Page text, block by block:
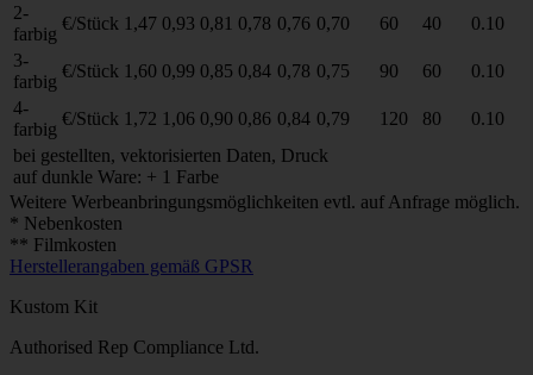
2-
farbig
€/Stück 1,47 0,93 0,81 0,78 0,76 0,70 60 40
0.10
3-
farbig
€/Stück 1,60 0,99 0,85 0,84 0,78 0,75 90 60
0.10
4-
farbig
€/Stück 1,72 1,06 0,90 0,86 0,84 0,79 120 80
0.10
bei gestellten, vektorisierten Daten, Druck
auf dunkle Ware: + 1 Farbe
Weitere Werbeanbringungsmöglichkeiten evtl. auf Anfrage möglich.
* Nebenkosten
** Filmkosten
Herstellerangaben gemäß GPSR
Kustom Kit
Authorised Rep Compliance Ltd.